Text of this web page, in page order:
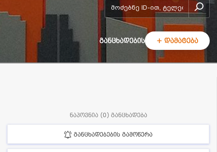
add-form
განცხადების + დამატება
ნაპოვნია (0) განცხადება
განცხადებების გამოწერა